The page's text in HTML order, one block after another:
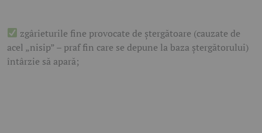
zgârieturile fine provocate de ștergătoare (cauzate de
acel „nisip” – praf fin care se depune la baza ștergătorului)
întârzie să apară;